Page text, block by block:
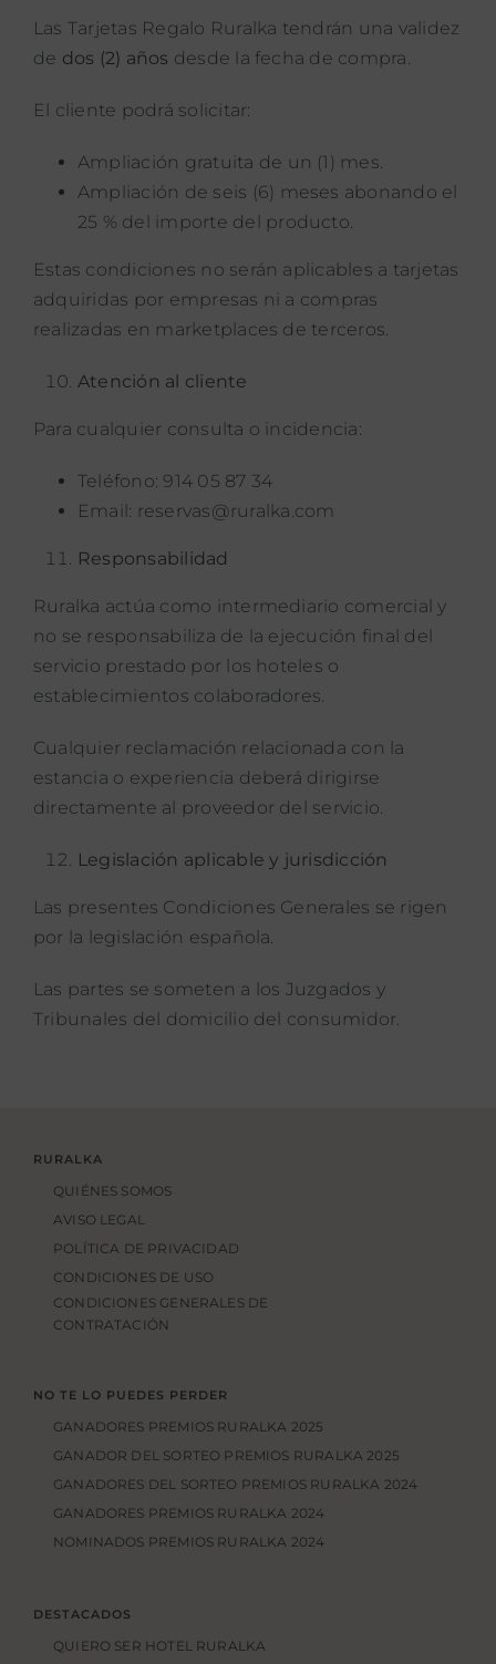
Las Tarjetas Regalo Ruralka tendrán una validez
de dos (2) años desde la fecha de compra.
El cliente podrá solicitar:
Ampliación gratuita de un (1) mes.
Ampliación de seis (6) meses abonando el
25 % del importe del producto.
Estas condiciones no serán aplicables a tarjetas
adquiridas por empresas ni a compras
realizadas en marketplaces de terceros.
Atención al cliente
Para cualquier consulta o incidencia:
Teléfono: 914 05 87 34
Email: reservas@ruralka.com
Responsabilidad
Ruralka actúa como intermediario comercial y
no se responsabiliza de la ejecución final del
servicio prestado por los hoteles o
establecimientos colaboradores.
Cualquier reclamación relacionada con la
estancia o experiencia deberá dirigirse
directamente al proveedor del servicio.
Legislación aplicable y jurisdicción
Las presentes Condiciones Generales se rigen
por la legislación española.
Las partes se someten a los Juzgados y
Tribunales del domicilio del consumidor.
RURALKA
QUIÉNES SOMOS
AVISO LEGAL
POLÍTICA DE PRIVACIDAD
CONDICIONES DE USO
CONDICIONES GENERALES DE
CONTRATACIÓN
NO TE LO PUEDES PERDER
GANADORES PREMIOS RURALKA 2025
GANADOR DEL SORTEO PREMIOS RURALKA 2025
GANADORES DEL SORTEO PREMIOS RURALKA 2024
GANADORES PREMIOS RURALKA 2024
NOMINADOS PREMIOS RURALKA 2024
DESTACADOS
QUIERO SER HOTEL RURALKA